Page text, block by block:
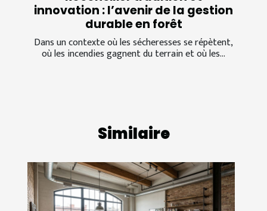
innovation : l’avenir de la gestion
durable en forêt
Dans un contexte où les sécheresses se répètent,
où les incendies gagnent du terrain et où les...
Similaire